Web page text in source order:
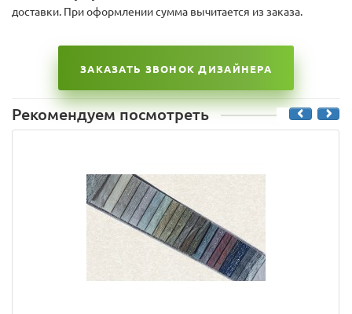
доставки. При оформлении сумма вычитается из заказа.
ЗАКАЗАТЬ ЗВОНОК ДИЗАЙНЕРА
Рекомендуем посмотреть